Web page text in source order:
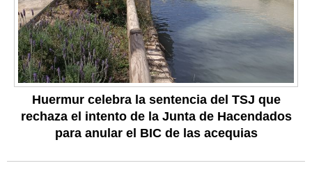
Huermur celebra la sentencia del TSJ que
rechaza el intento de la Junta de Hacendados
para anular el BIC de las acequias